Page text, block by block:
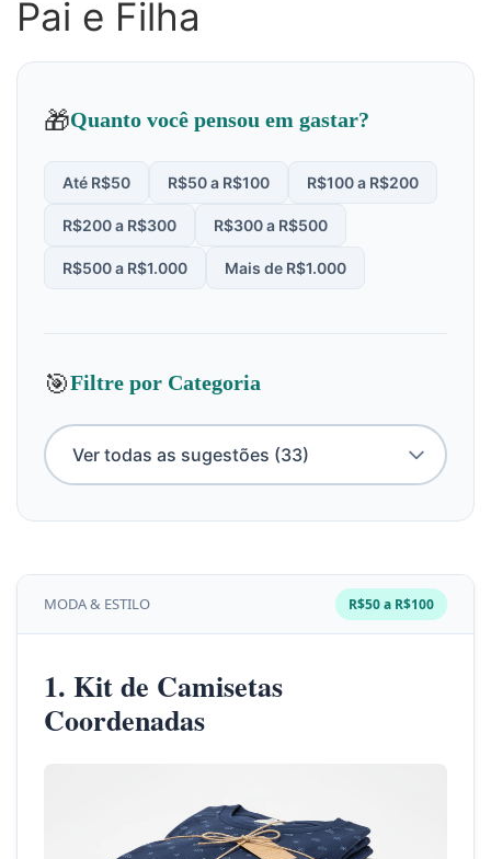
Pai e Filha
🎁Quanto você pensou em gastar?
Até R$50 R$50 a R$100 R$100 a R$200
R$200 a R$300 R$300 a R$500
R$500 a R$1.000 Mais de R$1.000
🎯Filtre por Categoria
MODA & ESTILO R$50 a R$100
1. Kit de Camisetas
Coordenadas